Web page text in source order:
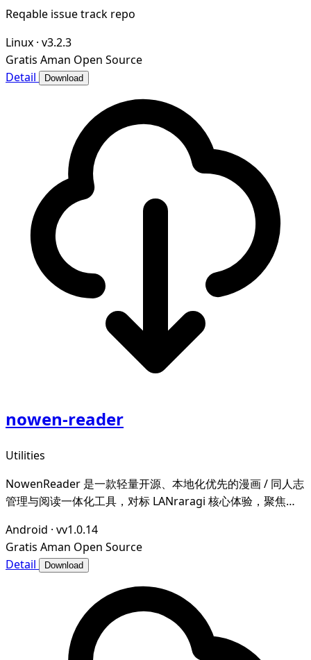
Reqable issue track repo
Linux · v3.2.3
Gratis Aman Open Source
Detail
Download
nowen-reader
Utilities
NowenReader 是一款轻量开源、本地化优先的漫画 / 同人志
管理与阅读一体化工具，对标 LANraragi 核心体验，聚焦本
画爱好者打造私域、可控、高效的个人漫画图书馆。
Android · vv1.0.14
Gratis Aman Open Source
Detail
Download